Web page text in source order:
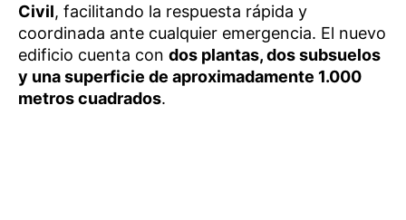
Civil, facilitando la respuesta rápida y
coordinada ante cualquier emergencia. El nuevo
edificio cuenta con dos plantas, dos subsuelos
y una superficie de aproximadamente 1.000
metros cuadrados.